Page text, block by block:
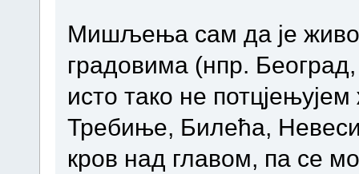
Мишљења сам да је
градовима (нпр.
исто тако не
Требиње, Билећа,
кров над главом, па се